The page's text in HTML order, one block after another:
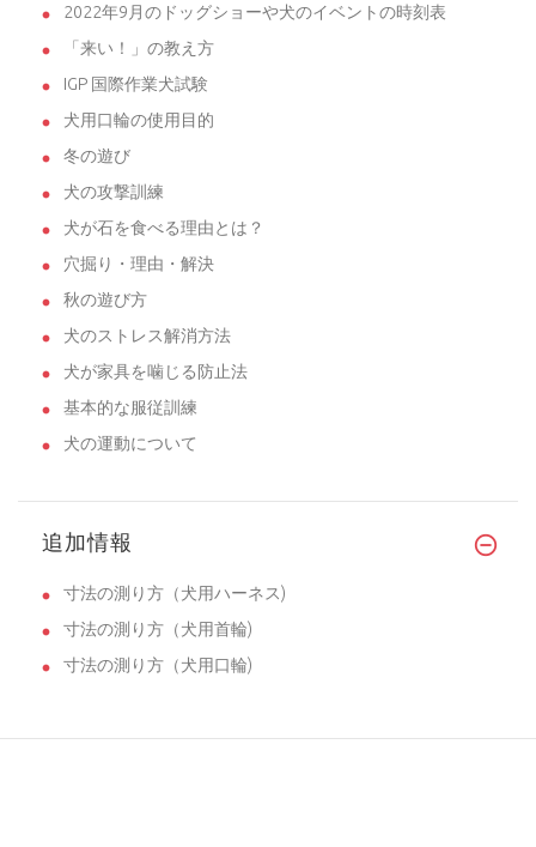
2022年9月のドッグショーや犬のイベントの時刻表
「来い！」の教え方
IGP 国際作業犬試験
犬用口輪の使用目的
冬の遊び
犬の攻撃訓練
犬が石を食べる理由とは？
穴掘り・理由・解決
秋の遊び方
犬のストレス解消方法
犬が家具を噛じる防止法
基本的な服従訓練
犬の運動について
追加情報
寸法の測り方（犬用ハーネス)
寸法の測り方（犬用首輪)
寸法の測り方（犬用口輪)